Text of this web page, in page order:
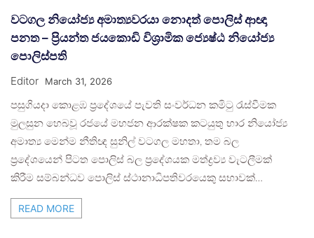
වටගල නියෝජ්‍ය අමාත්‍යවරයා නොදත් පොලිස් ආඥා
පනත – ප්‍රියන්ත ජයකොඩි විශ්‍රාමික ජ්‍යෙෂ්ඨ නියෝජ්‍ය
පොලිස්පති
Editor March 31, 2026
පසුගියදා කොළඹ ප්‍රදේශයේ පැවති සංවර්ධන කමිටු රැස්වීමක
මුලසුන හෙබවූ රජයේ මහජන ආරක්ෂක කටයුතු භාර නියෝජ්‍ය
අමාත්‍ය මෙන්ම නීතිඥ සුනිල් වටගල මහතා, තම බල
ප්‍රදේශයෙන් පිටත පොලිස් බල ප්‍රදේශයක මත්ද්‍රව්‍ය වැටලීමක්
කිරීම සම්බන්ධව පොලිස් ස්ථානාධිපතිවරයෙකු සභාවක්…
READ MORE